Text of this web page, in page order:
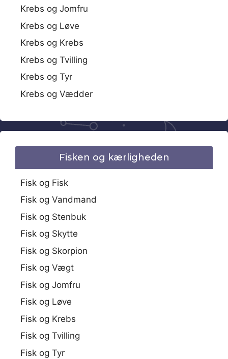
Krebs og Jomfru
Krebs og Løve
Krebs og Krebs
Krebs og Tvilling
Krebs og Tyr
Krebs og Vædder
Fisken og kærligheden
Fisk og Fisk
Fisk og Vandmand
Fisk og Stenbuk
Fisk og Skytte
Fisk og Skorpion
Fisk og Vægt
Fisk og Jomfru
Fisk og Løve
Fisk og Krebs
Fisk og Tvilling
Fisk og Tyr